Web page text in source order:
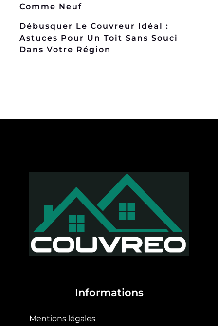
Comme Neuf
Débusquer Le Couvreur Idéal :
Astuces Pour Un Toit Sans Souci
Dans Votre Région
Informations
Mentions légales